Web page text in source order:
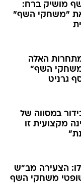
מושיק ברח:
"משחקי השף"
האלה
השף"
גרניט
14 זה בידור במסווה של
מקצועית זו
הצעירה מב"ש
משחקי השף